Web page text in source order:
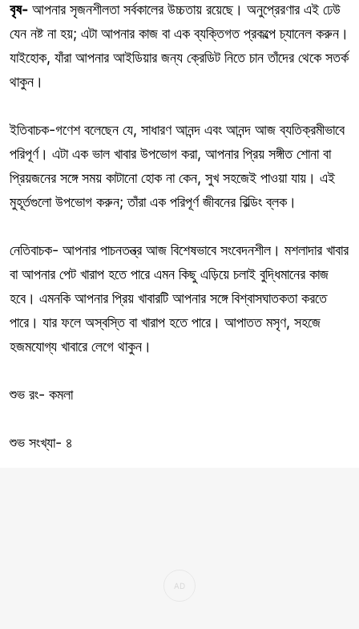
বৃষ- আপনার সৃজনশীলতা সর্বকালের উচ্চতায় রয়েছে। অনুপ্রেরণার এই ঢেউ
যেন নষ্ট না হয়; এটা আপনার কাজ বা এক ব্যক্তিগত প্রকল্পে চ্যানেল করুন।
যাইহোক, যাঁরা আপনার আইডিয়ার জন্য ক্রেডিট নিতে চান তাঁদের থেকে সতর্ক
থাকুন।
ইতিবাচক-গণেশ বলেছেন যে, সাধারণ আনন্দ এবং আনন্দ আজ ব্যতিক্রমীভাবে
পরিপূর্ণ। এটা এক ভাল খাবার উপভোগ করা, আপনার প্রিয় সঙ্গীত শোনা বা
প্রিয়জনের সঙ্গে সময় কাটানো হোক না কেন, সুখ সহজেই পাওয়া যায়। এই
মুহূর্তগুলো উপভোগ করুন; তাঁরা এক পরিপূর্ণ জীবনের বিল্ডিং ব্লক।
নেতিবাচক- আপনার পাচনতন্ত্র আজ বিশেষভাবে সংবেদনশীল। মশলাদার খাবার
বা আপনার পেট খারাপ হতে পারে এমন কিছু এড়িয়ে চলাই বুদ্ধিমানের কাজ
হবে। এমনকি আপনার প্রিয় খাবারটি আপনার সঙ্গে বিশ্বাসঘাতকতা করতে
পারে। যার ফলে অস্বস্তি বা খারাপ হতে পারে। আপাতত মসৃণ, সহজে
হজমযোগ্য খাবারে লেগে থাকুন।
শুভ রং- কমলা
শুভ সংখ্যা- ৪